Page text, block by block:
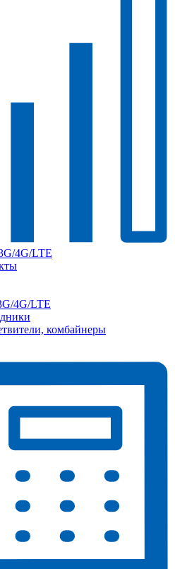
4G/LTE
4G/LTE
комбайнеры